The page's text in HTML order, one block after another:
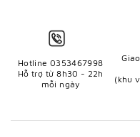
Hotline 0353467998
Hỗ trợ từ 8h30 - 22h
mỗi ngày
(khu